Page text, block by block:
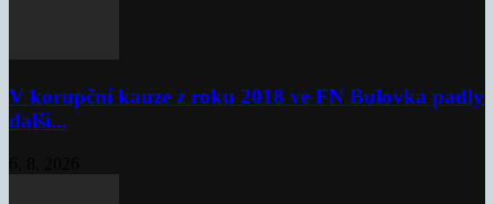
V korupční kauze z roku 2018 ve FN Bulovka padly
další...